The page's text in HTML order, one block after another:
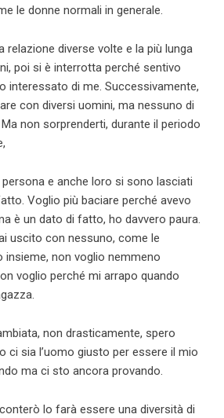
le donne normali in generale.
relazione diverse volte e la più lunga
poi si è interrotta perché sentivo
interessato di me. Successivamente,
con diversi uomini, ma nessuno di
non sorprenderti, durante il periodo
e anche loro si sono lasciati
Voglio più baciare perché avevo
è un dato di fatto, ho davvero paura.
uscito con nessuno, come le
insieme, non voglio nemmeno
voglio perché mi arrapo quando
non drasticamente, spero
ci sia l’uomo giusto per essere il mio
ma ci sto ancora provando.
lo farà essere una diversità di